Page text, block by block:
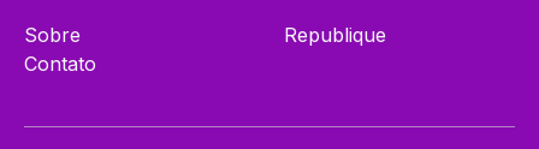
Sobre
Contato
Republique